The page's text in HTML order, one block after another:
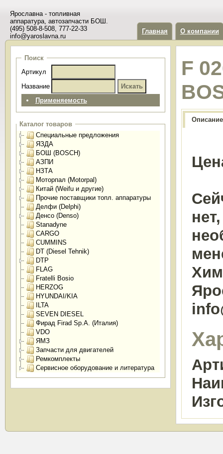
Ярославна - топливная
аппаратура, автозапчасти БОШ.
(495) 508-8-508, 777-22-33
info@yaroslavna.ru
Главная О компании
Поиск
Артикул
Название
Применяемость
Каталог товаров
Специальные предложения
ЯЗДА
БОШ (BOSCH)
АЗПИ
НЗТА
Моторпал (Motorpal)
Китай (Weifu и другие)
Прочие поставщики топл. аппаратуры
Делфи (Delphi)
Денсо (Denso)
Stanadyne
CARGO
CUMMINS
DT (Diesel Tehnik)
DTP
FLAG
Fratelli Bosio
HERZOG
HYUNDAI/KIA
ILTA
SEVEN DIESEL
Фирад Firad Sp.A. (Италия)
VDO
ЯМЗ
Запчасти для двигателей
Ремкомплекты
Сервисное оборудование и литература
F
Описание